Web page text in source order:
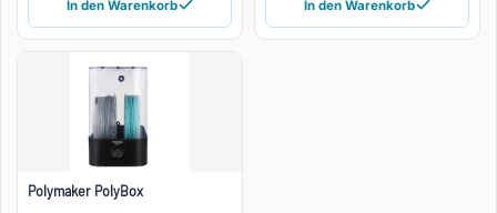
In den Warenkorb In den Warenkorb
Polymaker PolyBox